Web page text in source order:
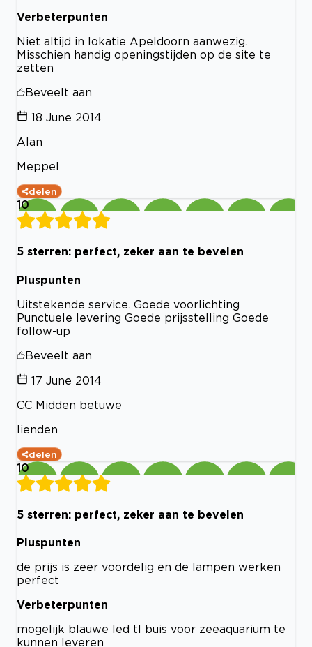
Verbeterpunten
Niet altijd in lokatie Apeldoorn aanwezig.
Misschien handig openingstijden op de site te
zetten
Beveelt aan
18 June 2014
Alan
Meppel
delen
10
5 sterren: perfect, zeker aan te bevelen
Pluspunten
Uitstekende service. Goede voorlichting
Punctuele levering Goede prijsstelling Goede
follow-up
Beveelt aan
17 June 2014
CC Midden betuwe
lienden
delen
10
5 sterren: perfect, zeker aan te bevelen
Pluspunten
de prijs is zeer voordelig en de lampen werken
perfect
Verbeterpunten
mogelijk blauwe led tl buis voor zeeaquarium te
kunnen leveren